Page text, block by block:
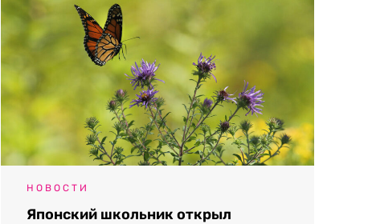
НОВОСТИ
Японский школьник открыл